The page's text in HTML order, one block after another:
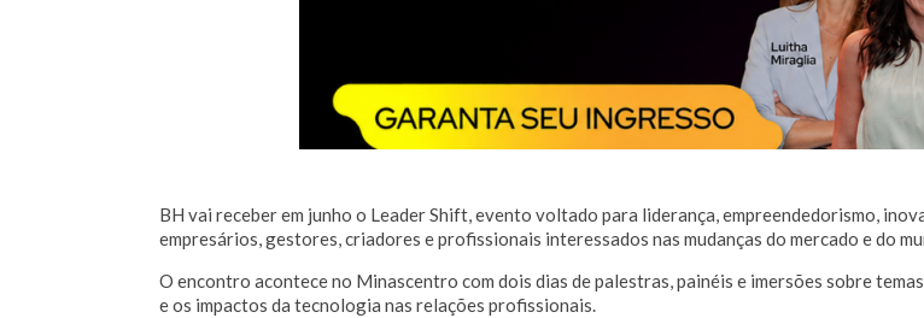
BH vai receber em junho o Leader Shift, evento voltado para liderança, empreendedorismo,
empresários, gestores, criadores e profissionais interessados nas mudanças do mercado e do
O encontro acontece no Minascentro com dois dias de palestras, painéis e imersões sobre
e os impactos da tecnologia nas relações profissionais.